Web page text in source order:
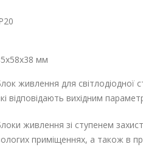
мм
живлення для світлодіодної
відповідають вихідним
живлення зі ступенем
приміщеннях, а також в